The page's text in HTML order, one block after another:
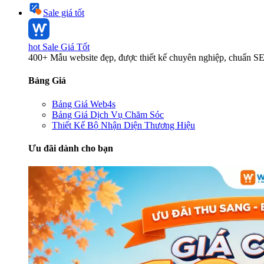
Sale giá tốt
hot Sale Giá Tốt
400+ Mẫu website đẹp, được thiết kế chuyên nghiệp, chuẩn
Bảng Giá
Bảng Giá Web4s
Bảng Giá Dịch Vụ Chăm Sóc
Thiết Kế Bộ Nhận Diện Thương Hiệu
Ưu đãi dành cho bạn